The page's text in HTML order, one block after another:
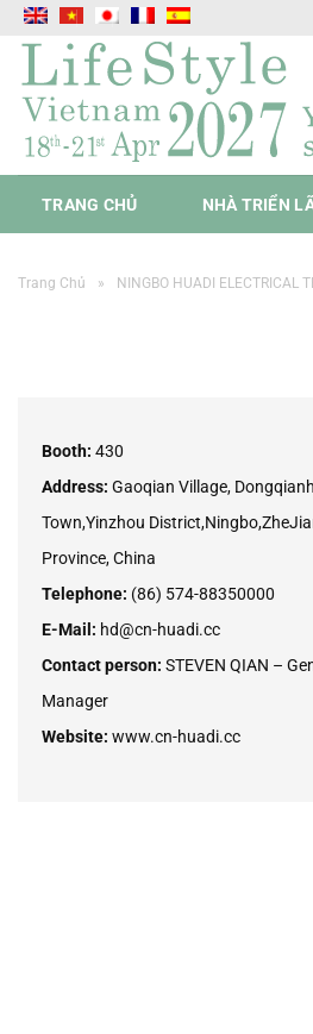
Chuyển
đến
dung
TRANG CHỦ NHÀ TRIỂN
Trang Chủ » NINGBO HUADI ELECTRICAL
Booth: 430
Address: Gaoqian Village,
Town,Yinzhou
Province, China
Telephone: (86) 574-88350000
E-Mail: hd@cn-huadi.cc
Contact person: STEVEN QIAN –
Manager
Website: www.cn-huadi.cc